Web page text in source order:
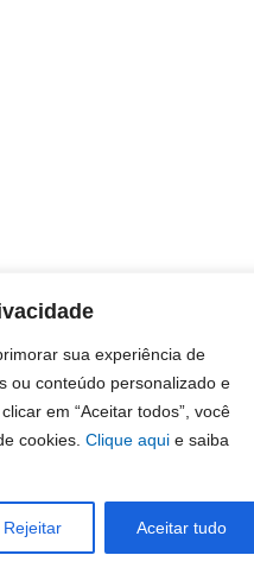
sua experiência de
ou conteúdo personalizado e
em “Aceitar todos”, você
cookies. Clique aqui e saiba
Rejeitar Aceitar tudo